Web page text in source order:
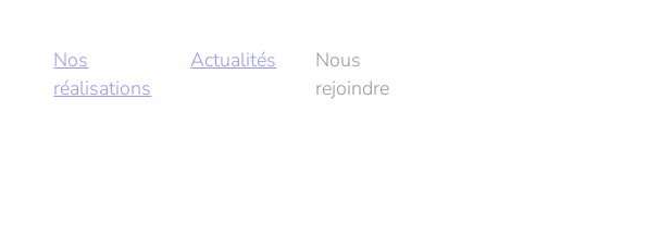
Nos
réalisations
Actualités
Nous
rejoindre